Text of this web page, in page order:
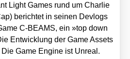
Light Games rund um Char­lie
berich­tet in sei­nen Dev­logs
C‑BEAMS, ein »top down
Ent­wick­lung der Game Assets
Game Engi­ne ist Unre­al.